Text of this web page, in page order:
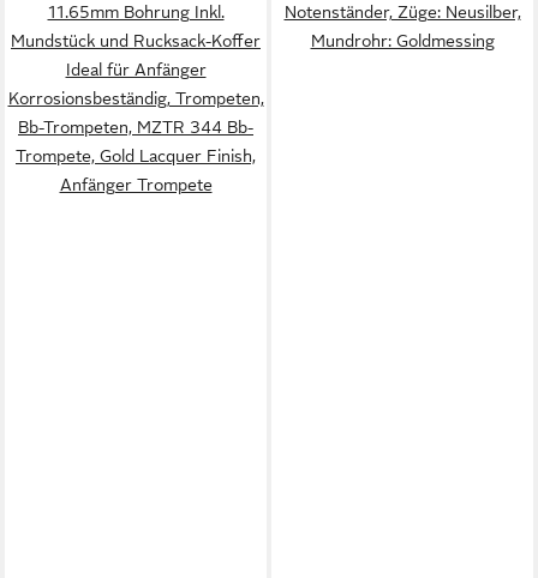
11.65mm Bohrung Inkl.
Mundstück und Rucksack-Koffer
Ideal für Anfänger
Korrosionsbeständig, Trompeten,
Bb-Trompeten, MZTR 344 Bb-
Trompete, Gold Lacquer Finish,
Anfänger Trompete
Notenständer, Züge: Neusilber,
Mundrohr: Goldmessing